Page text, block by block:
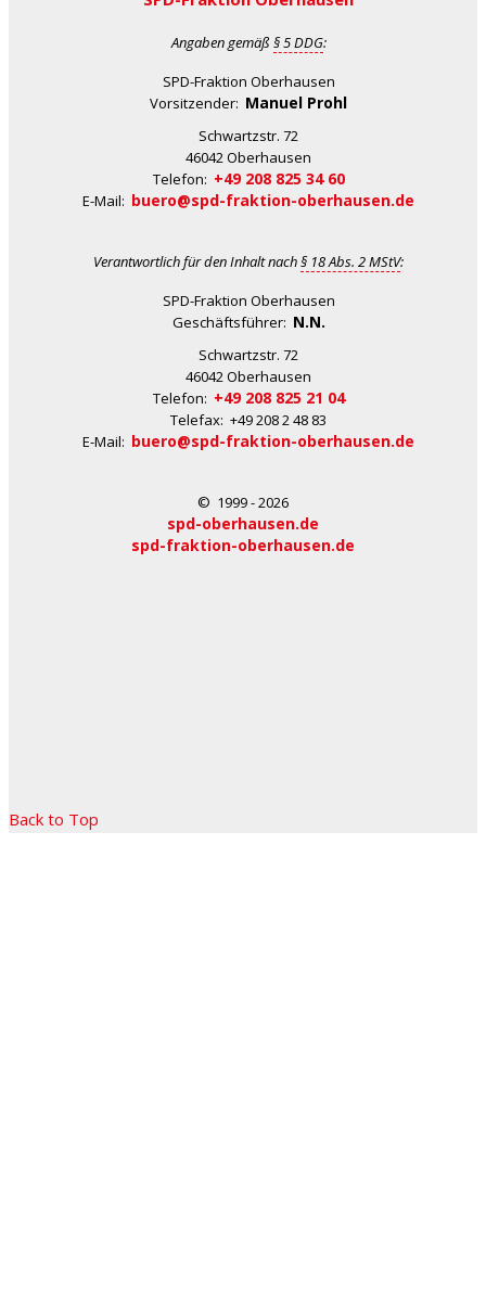
Angaben gemäß § 5 DDG:
SPD-Fraktion Oberhausen
Vorsitzender: Manuel Prohl
Schwartzstr. 72
46042 Oberhausen
Telefon: +49 208 825 34 60
E-Mail: buero@spd-fraktion-oberhausen.de
Verantwortlich für den Inhalt nach§ 18 Abs. 2 MStV:
SPD-Fraktion Oberhausen
Geschäftsführer: N.N.
Schwartzstr. 72
46042 Oberhausen
Telefon: +49 208 825 21 04
Telefax: +49 208 2 48 83
E-Mail: buero@spd-fraktion-oberhausen.de
© 1999 - 2026
spd-oberhausen.de
spd-fraktion-oberhausen.de
Back to Top